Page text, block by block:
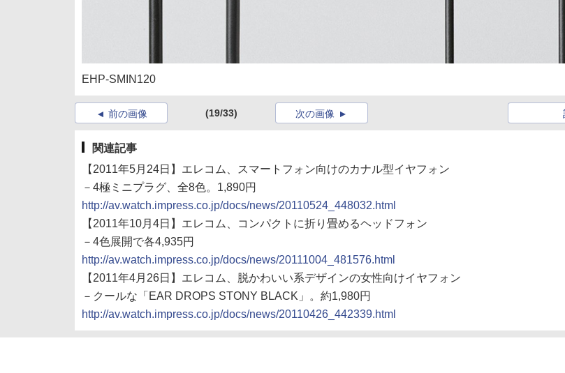
EHP-SMIN120
前の画像 (19/33) 次の画像
関連記事
【2011年5月24日】エレコム、スマートフォン向けのカナル型イヤフォン
－4極ミニプラグ、全8色。1,890円
http://av.watch.impress.co.jp/docs/news/20110524_448032.html
【2011年10月4日】エレコム、コンパクトに折り畳めるヘッドフォン
－4色展開で各4,935円
http://av.watch.impress.co.jp/docs/news/20111004_481576.html
【2011年4月26日】エレコム、脱かわいい系デザインの女性向けイヤフォン
－クールな「EAR DROPS STONY BLACK」。約1,980円
http://av.watch.impress.co.jp/docs/news/20110426_442339.html